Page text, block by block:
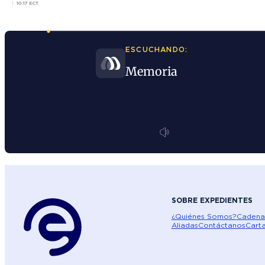
10:17 ECT
ESCUCHANDO:
Memoria
SOBRE EXPEDIENTES
¿Quiénes Somos?
AliadasContáctanos